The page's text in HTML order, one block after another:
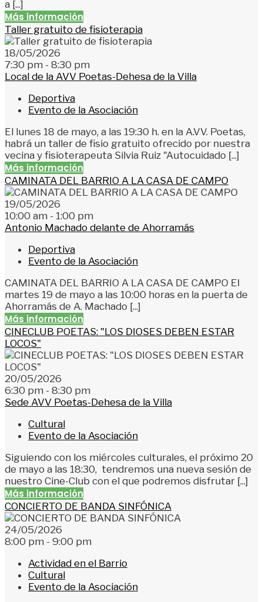
a [...]
Más información
Taller gratuito de fisioterapia
18/05/2026
7:30 pm - 8:30 pm
Local de la AVV Poetas-Dehesa de la Villa
Deportiva
Evento de la Asociación
El lunes 18 de mayo, a las 19:30 h. en la A.VV. Poetas,
habrá un taller de fisio gratuito ofrecido por nuestra
vecina y fisioterapeuta Silvia Ruiz "Autocuidado [...]
Más información
CAMINATA DEL BARRIO A LA CASA DE CAMPO
19/05/2026
10:00 am - 1:00 pm
Antonio Machado delante de Ahorramás
Deportiva
Evento de la Asociación
CAMINATA DEL BARRIO A LA CASA DE CAMPO El
martes 19 de mayo a las 10:00 horas en la puerta de
Ahorramás de A. Machado [...]
Más información
CINECLUB POETAS: "LOS DIOSES DEBEN ESTAR
LOCOS"
20/05/2026
6:30 pm - 8:30 pm
Sede AVV Poetas-Dehesa de la Villa
Cultural
Evento de la Asociación
Siguiendo con los miércoles culturales, el próximo 20
de mayo a las 18:30, tendremos una nueva sesión de
nuestro Cine-Club con el que podremos disfrutar [...]
Más información
CONCIERTO DE BANDA SINFÓNICA
24/05/2026
8:00 pm - 9:00 pm
Actividad en el Barrio
Cultural
Evento de la Asociación